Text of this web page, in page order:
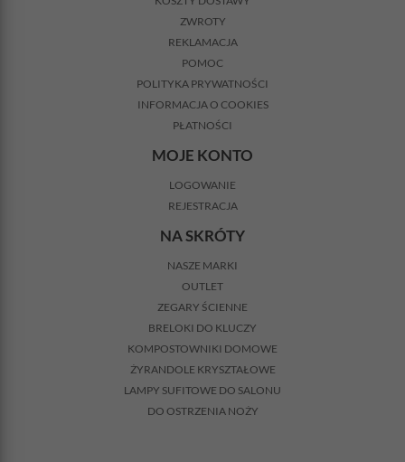
ZWROTY
REKLAMACJA
POMOC
POLITYKA PRYWATNOŚCI
INFORMACJA O COOKIES
PŁATNOŚCI
MOJE KONTO
LOGOWANIE
REJESTRACJA
NA SKRÓTY
NASZE MARKI
OUTLET
ZEGARY ŚCIENNE
BRELOKI DO KLUCZY
KOMPOSTOWNIKI DOMOWE
ŻYRANDOLE KRYSZTAŁOWE
LAMPY SUFITOWE DO SALONU
DO OSTRZENIA NOŻY